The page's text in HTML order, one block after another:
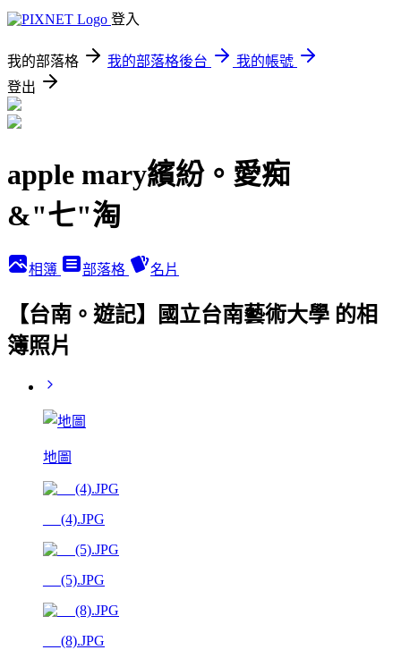
登入
我的部落格 我的部落格後台
我的帳號
登出
apple mary繽紛。愛痴
&"七"淘
相簿 部落格 名片
【台南。遊記】國立台南藝術大學 的相
簿照片
地圖
__ (4).JPG
__ (5).JPG
__ (8).JPG